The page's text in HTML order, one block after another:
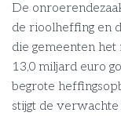
De
de rioolheffing en
die gemeenten het
13,0 miljard euro
begrote
stijgt de